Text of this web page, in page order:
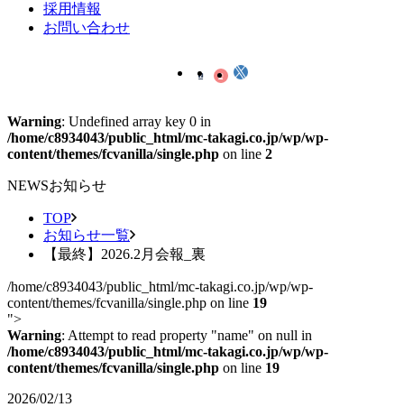
採用情報
お問い合わせ
Warning: Undefined array key 0 in
/home/c8934043/public_html/mc-takagi.co.jp/wp/wp-
content/themes/fcvanilla/single.php on line 2
NEWSお知らせ
TOP
お知らせ一覧
【最終】2026.2月会報_裏
/home/c8934043/public_html/mc-takagi.co.jp/wp/wp-
content/themes/fcvanilla/single.php on line 19
">
Warning: Attempt to read property "name" on null in
/home/c8934043/public_html/mc-takagi.co.jp/wp/wp-
content/themes/fcvanilla/single.php on line 19
2026/02/13